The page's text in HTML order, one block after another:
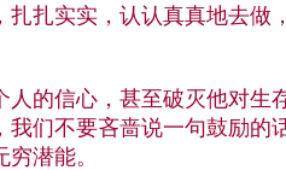
扎扎实实，认认真真地去
信心，甚至破灭他对生
我们不要吝啬说一句鼓励
潜能。